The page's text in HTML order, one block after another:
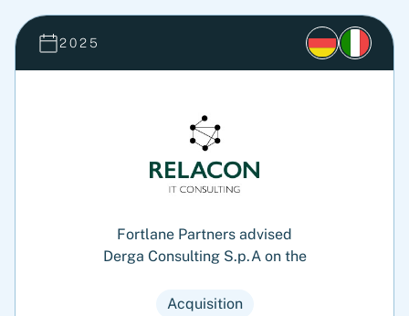
2025
Fortlane Partners advised
Derga Consulting S.p.A on the
Acquisition